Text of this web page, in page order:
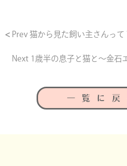
Prev 猫から見た飼い主さんって
Next 1歳半の息子と猫と～金石
一覧に戻